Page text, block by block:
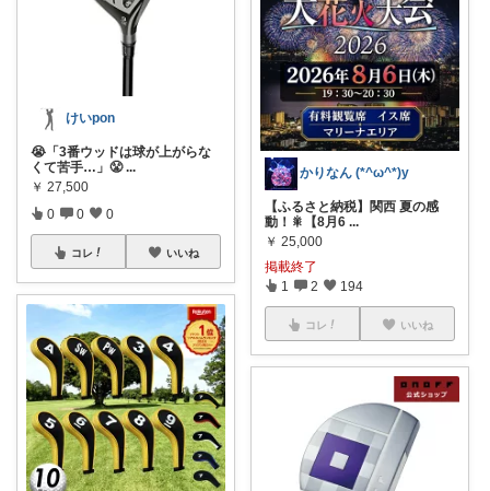
けいpon
😭「3番ウッドは球が上がらな
くて苦手…」😤 ...
￥ 27,500
0 0 0
コレ いいね
かりなん (*^ω^*)y
【ふるさと納税】関西 夏の感
動！🎇【8月6 ...
￥ 25,000
掲載終了
1 2 194
コレ いいね